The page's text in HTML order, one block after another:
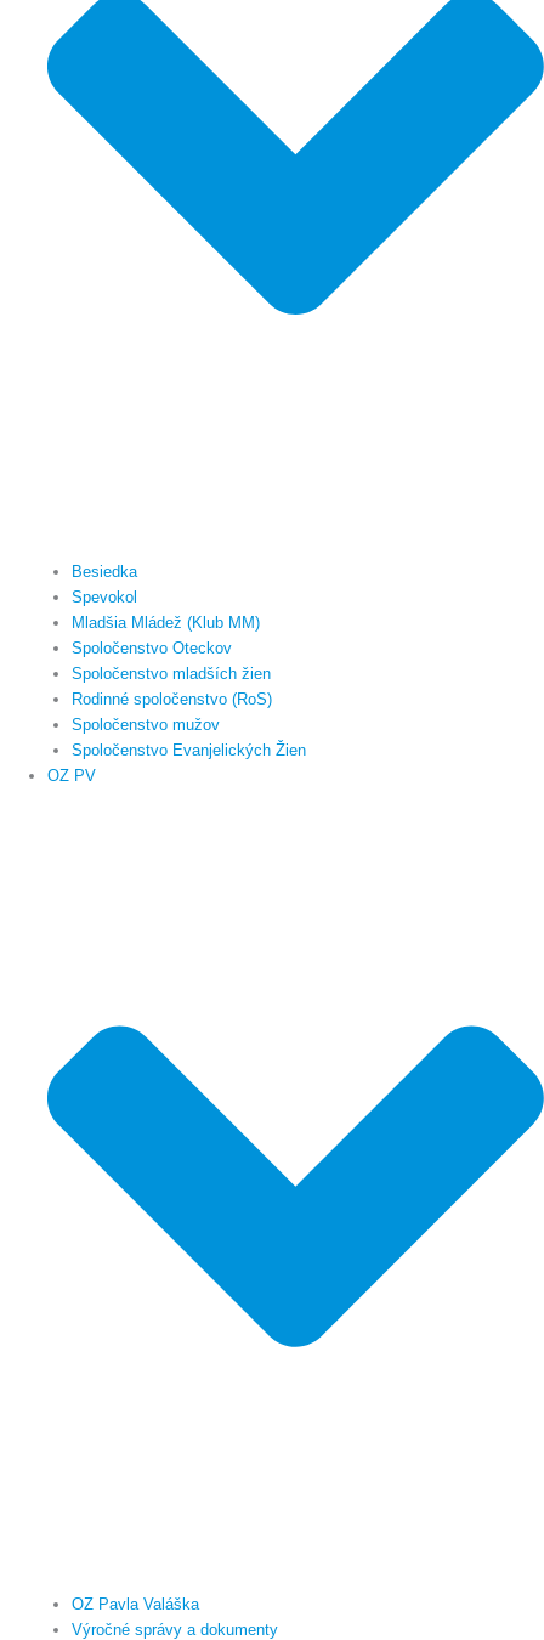
Besiedka
Spevokol
Mladšia Mládež (Klub MM)
Spoločenstvo Oteckov
Spoločenstvo mladších žien
Rodinné spoločenstvo (RoS)
Spoločenstvo mužov
Spoločenstvo Evanjelických Žien
OZ PV
OZ Pavla Valáška
Výročné správy a dokumenty